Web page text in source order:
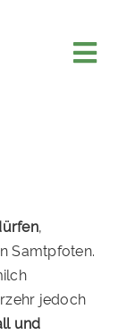
,
Samtpfoten.
jedoch
und